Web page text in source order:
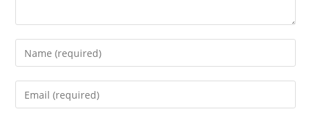
Enter
your
name
Enter
your